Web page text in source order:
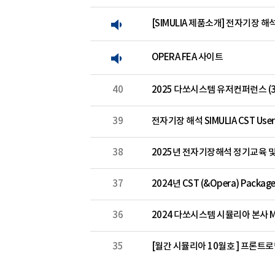
[SIMULIA 제품소개] 전자기장 해
OPERA FEA 사이트
40 2025 다쏘시스템 유저컨퍼런스
39 전자기장 해석 SIMULIA CST
38 2025년 전자기장해석 정기교육
37 2024년 CST (&Opera) Package
36 2024 다쏘시스템 시뮬리아 본사
35 [월간 시뮬리아 10월호 ] 프론트